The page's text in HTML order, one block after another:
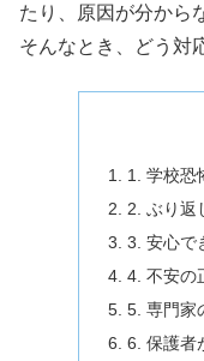
たり、原因が分から
そんなとき、どう対
1. 学校恐
2. ぶり返
3. 安心で
4. 不安の
5. 専門家
6. 保護者